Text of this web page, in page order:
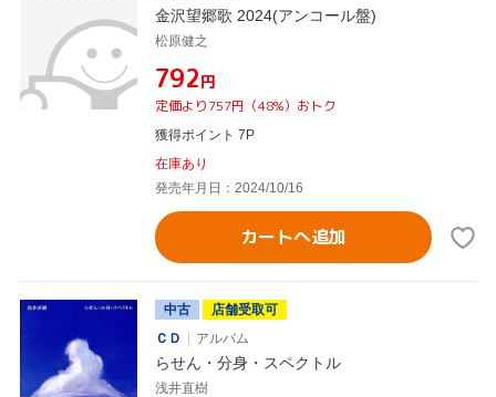
金沢望郷歌 2024(アンコール盤)
松原健之
¥792円
定価より757円（48%）おトク
獲得ポイント 7P
在庫あり
発売年月日：2024/10/16
カートへ追加
中古
店舗受取可
ＣＤ
アルバム
らせん・分身・スペクトル
浅井直樹